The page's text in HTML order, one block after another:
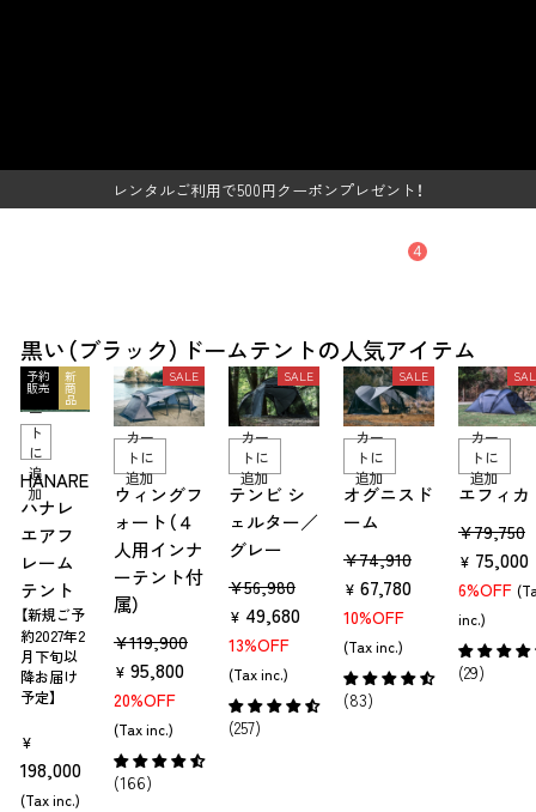
テ
レンタルご利用で500円クーポンプレゼント！
4
黒い（ブラック）ドームテントの人気アイテム
新
商
品
予約
販売
カ
ー
ト
に
追
加
HANARE
ハナレ
エアフ
レーム
テント
【新規ご予
約2027年2
月下旬以
降お届け
予定】
¥
198,000
(Tax inc.)
SALE
カー
トに
追加
ウィングフ
ォート（４
人用インナ
ーテント付
属）
販
売
価
格
¥119,900
格
¥ 95,800
20%OFF
(Tax inc.)
(166)
SALE
カー
トに
追加
テンビ シ
ェルター／
グレー
販
売
価
格
¥56,980
格
¥ 49,680
13%OFF
(Tax inc.)
(257)
SALE
カー
トに
追加
オグニスド
ーム
販
売
価
格
¥74,910
格
¥ 67,780
10%OFF
(Tax inc.)
(83)
カー
トに
追加
エフィカ
販
売
価
格
¥79,750
¥ 75,000
6%OFF
inc.)
(29)